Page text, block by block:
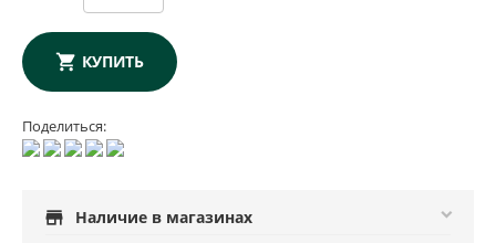
КУПИТЬ
Поделиться:
store Наличие в магазинах